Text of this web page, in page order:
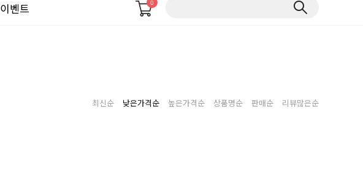
이벤트 0
최신순 낮은가격순 높은가격순 상품명순 판매순 리뷰많은순